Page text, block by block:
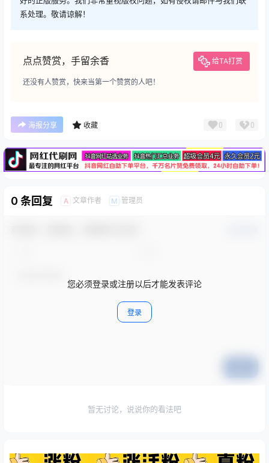
系处理。敬请谅解！
点点赞赏，手留余香 给TA打赏
还没有人赞赏，快来当第一个赞赏的人吧！
海报分享 收藏 0 0
广告
0 条回复 A 文章作者 M 管理员
您必须登录或注册以后才能发表评论
登录
暂无讨论，说说你的看法吧